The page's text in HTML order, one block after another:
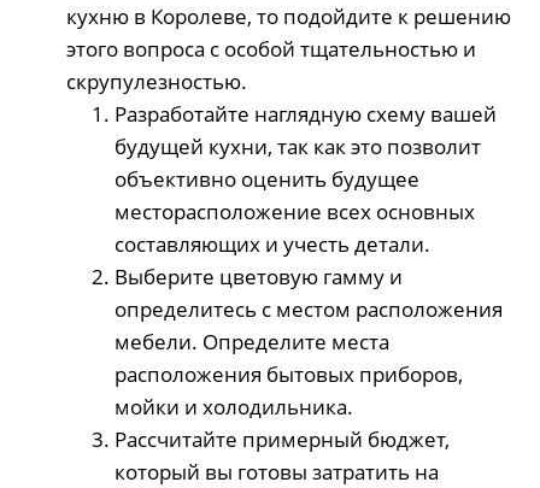
кухню в Королеве, то подойдите к решению
этого вопроса с особой тщательностью и
скрупулезностью.
Разработайте наглядную схему вашей
будущей кухни, так как это позволит
объективно оценить будущее
месторасположение всех основных
составляющих и учесть детали.
Выберите цветовую гамму и
определитесь с местом расположения
мебели. Определите места
расположения бытовых приборов,
мойки и холодильника.
Рассчитайте примерный бюджет,
который вы готовы затратить на